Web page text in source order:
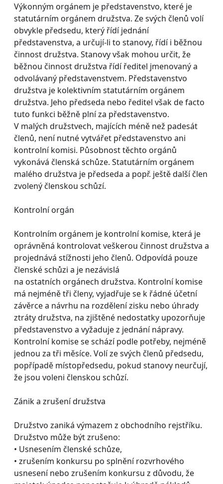
Výkonným orgánem je představenstvo, které je
statutárním orgánem družstva. Ze svých členů volí
obvykle předsedu, který řídí jednání
představenstva, a určují-li to stanovy, řídí i běžnou
činnost družstva. Stanovy však mohou určit, že
běžnou činnost družstva řídí ředitel jmenovaný a
odvolávaný představenstvem. Představenstvo
družstva je kolektivním statutárním orgánem
družstva. Jeho předseda nebo ředitel však de facto
tuto funkci běžně plní za představenstvo.
V malých družstvech, majících méně než padesát
členů, není nutné vytvářet představenstvo ani
kontrolní komisi. Působnost těchto orgánů
vykonává členská schůze. Statutárním orgánem
malého družstva je předseda a popř. ještě další člen
zvolený členskou schůzí.
Kontrolní orgán
Kontrolním orgánem je kontrolní komise, která je
oprávněná kontrolovat veškerou činnost družstva a
projednává stížnosti jeho členů. Odpovídá pouze
členské schůzi a je nezávislá
na ostatních orgánech družstva. Kontrolní komise
má nejméně tři členy, vyjadřuje se k řádné účetní
závěrce a návrhu na rozdělení zisku nebo úhrady
ztráty družstva, na zjištěné nedostatky upozorňuje
představenstvo a vyžaduje z jednání nápravy.
Kontrolní komise se schází podle potřeby, nejméně
jednou za tři měsíce. Volí ze svých členů předsedu,
popřípadě místopředsedu, pokud stanovy neurčují,
že jsou voleni členskou schůzí.
Zánik a zrušení družstva
Družstvo zaniká výmazem z obchodního rejstříku.
Družstvo může být zrušeno:
• Usnesením členské schůze,
• zrušením konkursu po splnění rozvrhového
usnesení nebo zrušením konkursu z důvodu, že